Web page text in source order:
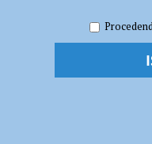
“Un governo a cui non piace
“De Pascale l’uomo giusto”
Schlein alla